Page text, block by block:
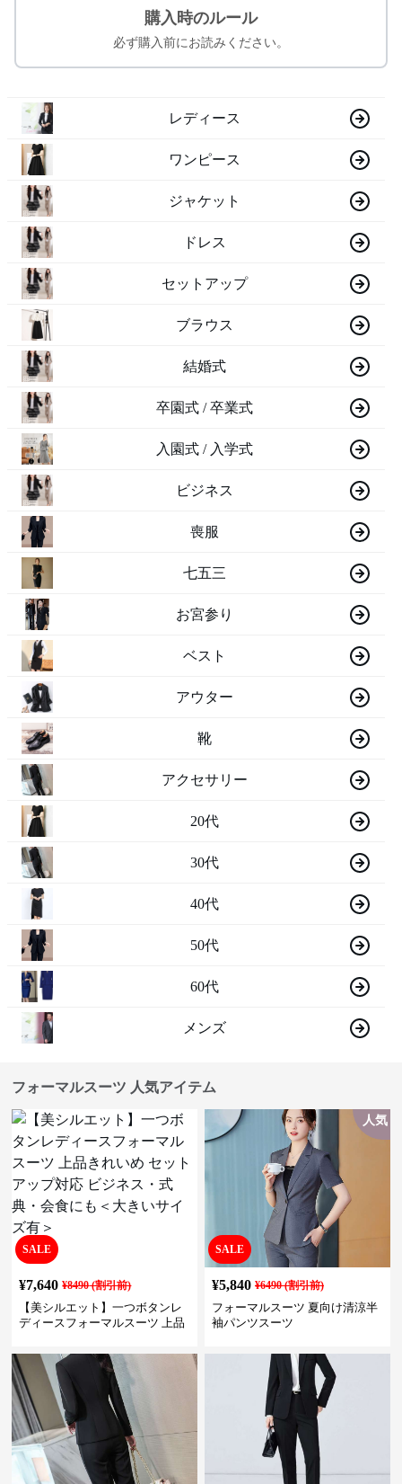
購入時のルール
必ず購入前にお読みください。
レディース
ワンピース
ジャケット
ドレス
セットアップ
ブラウス
結婚式
卒園式 / 卒業式
入園式 / 入学式
ビジネス
喪服
七五三
お宮参り
ベスト
アウター
靴
アクセサリー
20代
30代
40代
50代
60代
メンズ
フォーマルスーツ 人気アイテム
SALE
¥7,640 ¥8490(割引前)
【美シルエット】一つボタンレ
ディースフォーマルスーツ 上品
ネス・式典・会食にも＜大きい
サイズ有＞
SALE
人気
¥5,840 ¥6490(割引前)
フォーマルスーツ 夏向け清涼半
袖パンツスーツ